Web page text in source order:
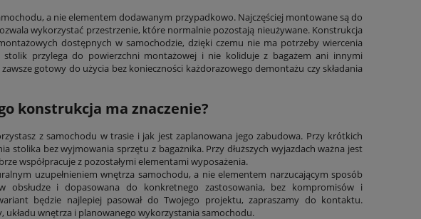
a nie elementem dodawanym przypadkowo. Najczęściej montowane są do
wykorzystać przestrzenie, które normalnie pozostają nieużywane. Konstrukcja
dostępnych w samochodzie, dzięki czemu nie ma potrzeby wiercenia
przylega do powierzchni montażowej i nie koliduje z bagażem ani innymi
gotowy do użycia bez konieczności każdorazowego demontażu czy składania
konstrukcja ma znaczenie?
z samochodu w trasie i jak jest zaplanowana jego zabudowa. Przy krótkich
stolika bez wyjmowania sprzętu z bagażnika. Przy dłuższych wyjazdach ważna jest
współpracuje z pozostałymi elementami wyposażenia.
uzupełnieniem wnętrza samochodu, a nie elementem narzucającym sposób
obsłudze i dopasowana do konkretnego zastosowania, bez kompromisów i
będzie najlepiej pasował do Twojego projektu, zapraszamy do kontaktu.
wnętrza i planowanego wykorzystania samochodu.